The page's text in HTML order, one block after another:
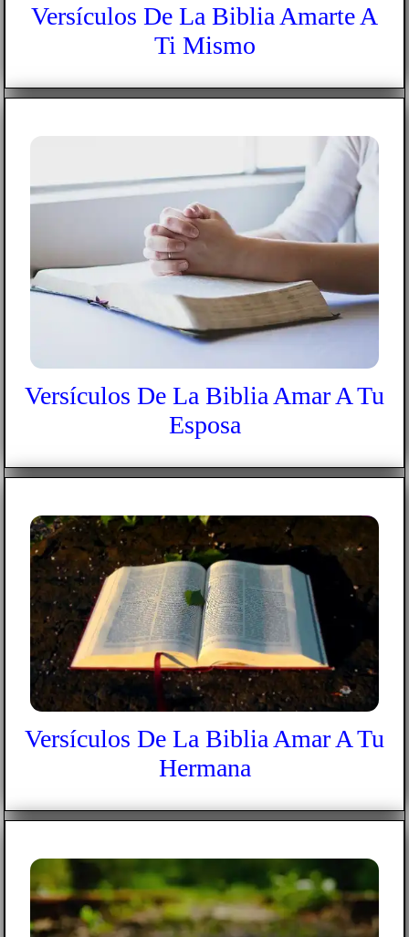
Versículos De La Biblia Amarte A
Ti Mismo
Versículos De La Biblia Amar A Tu
Esposa
Versículos De La Biblia Amar A Tu
Hermana